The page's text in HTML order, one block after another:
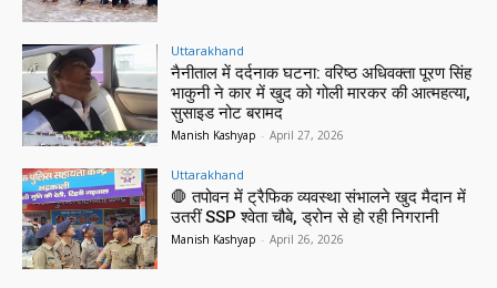
Uttarakhand
नैनीताल में दर्दनाक घटना: वरिष्ठ अधिवक्ता पूरण सिंह
भाकुनी ने कार में खुद को गोली मारकर की आत्महत्या,
सुसाइड नोट बरामद
Manish Kashyap - April 27, 2026
Uttarakhand
🛑 तपोवन में ट्रैफिक व्यवस्था संभालने खुद मैदान में
उतरीं SSP श्वेता चौबे, ड्रोन से हो रही निगरानी
Manish Kashyap - April 26, 2026